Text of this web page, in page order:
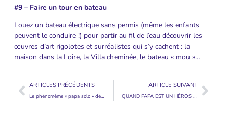
#9 – Faire un tour en bateau
Louez un bateau électrique sans permis (même les enfants
peuvent le conduire !) pour partir au fil de l’eau découvrir les
œuvres d’art rigolotes et surréalistes qui s’y cachent : la
maison dans la Loire, la Villa cheminée, le bateau « mou »…
ARTICLES PRÉCÉDENTS
Le phénomème « papa solo » décripté par notre expert
ARTICLE SUIVANT
QUAND PAPA EST UN HÉROS … DE LIVRE !